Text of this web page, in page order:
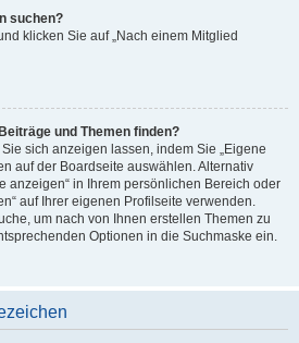
suchen?
klicken Sie auf „Nach einem Mitglied
und Themen finden?
sich anzeigen lassen, indem Sie „Eigene
auf der Boardseite auswählen. Alternativ
anzeigen“ in Ihrem persönlichen Bereich oder
auf Ihrer eigenen Profilseite verwenden.
um nach von Ihnen erstellen Themen zu
Optionen in die Suchmaske ein.